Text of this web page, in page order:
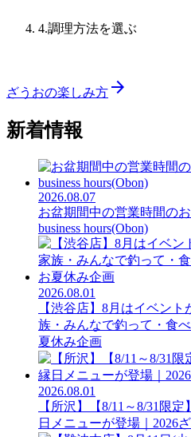
4.調理方法を選ぶ
ざうおの楽しみ方 arrow_forward
新着情報
2026.08.07
お盆期間中の営業時間の
business hours(Obon)
2026.08.01
【渋谷店】8月はイベン
族・みんなで釣って・食
夏休み企画
2026.08.01
【所沢】【8/11～8/31限
日メニューが登場｜2026